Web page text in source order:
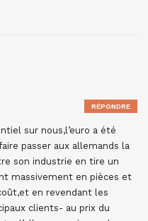
sur nous,l’euro a été
passer aux allemands la
son industrie en tire un
massivement en pièces et
en revendant les
clients- au prix du
RÉPONDRE